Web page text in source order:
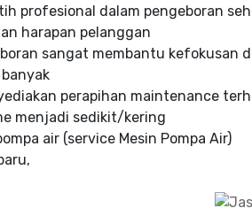
profesional dalam pengeboran
harapan pelanggan
sangat membantu kefokusan
perapihan maintenance
menjadi sedikit/kering
air (service Mesin Pompa Air)